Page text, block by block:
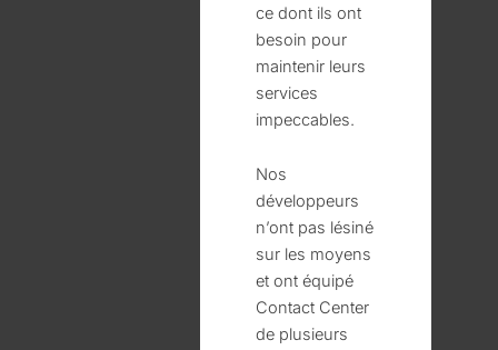
ce dont ils ont
besoin pour
maintenir leurs
services
impeccables.
Nos
développeurs
n’ont pas lésiné
sur les moyens
et ont équipé
Contact Center
de plusieurs